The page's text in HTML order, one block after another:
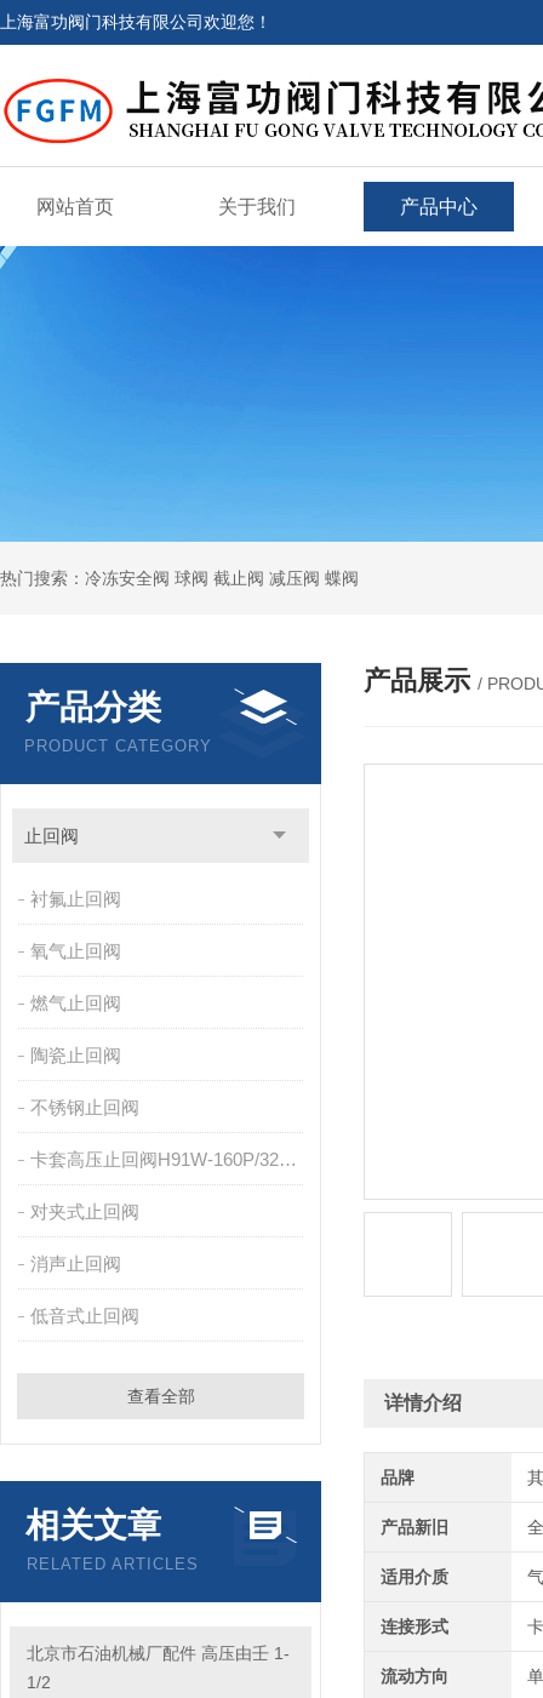
上海富功阀门科技有限公司欢迎您！
网站首页 关于我们 产品中心
热门搜索：冷冻安全阀 球阀 截止阀 减压阀 蝶阀
产品分类
PRODUCT CATEGORY
止回阀
衬氟止回阀
氧气止回阀
燃气止回阀
陶瓷止回阀
不锈钢止回阀
卡套高压止回阀H91W-160P/320P
对夹式止回阀
消声止回阀
低音式止回阀
查看全部
相关文章
RELATED ARTICLES
北京市石油机械厂配件 高压由壬 1-
1/2
产品展示 /
详情介绍
品牌
产品新旧
适用介质
连接形式
流动方向